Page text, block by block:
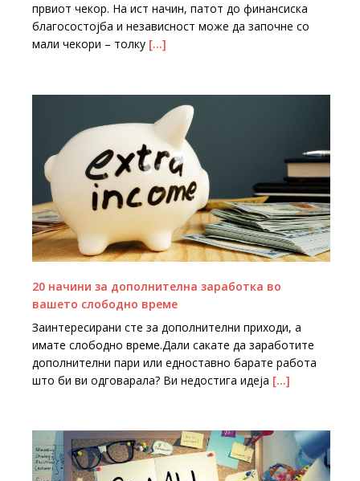
првиот чекор. На ист начин, патот до финансиска
благосостојба и независност може да започне со
мали чекори – толку […]
20 начини за дополнителна заработка во
вашето слободно време
Заинтересирани сте за дополнителни приходи, а
имате слободно време.Дали сакате да заработите
дополнителни пари или едноставно барате работа
што би ви одговарала? Ви недостига идеја […]